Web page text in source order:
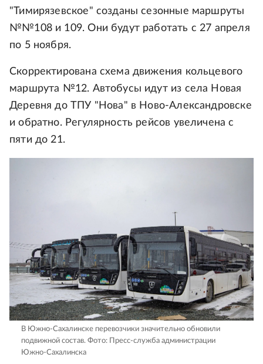
"Тимирязевское" созданы сезонные маршруты
№№108 и 109. Они будут работать с 27 апреля
по 5 ноября.
Скорректирована схема движения кольцевого
маршрута №12. Автобусы идут из села Новая
Деревня до ТПУ "Нова" в Ново-Александровске
и обратно. Регулярность рейсов увеличена с
пяти до 21.
В Южно-Сахалинске перевозчики значительно обновили
подвижной состав. Фото: Пресс-служба администрации
Южно-Сахалинска